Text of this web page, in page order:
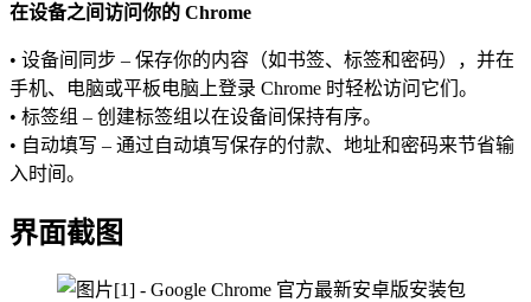
在设备之间访问你的 Chrome
• 设备间同步 – 保存你的内容（如书签、标签和密码），并在
手机、电脑或平板电脑上登录 Chrome 时轻松访问它们。
• 标签组 – 创建标签组以在设备间保持有序。
• 自动填写 – 通过自动填写保存的付款、地址和密码来节省输
入时间。
界面截图